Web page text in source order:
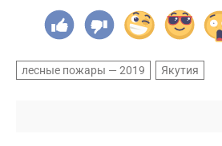
лесные пожары — 2019 Якутия